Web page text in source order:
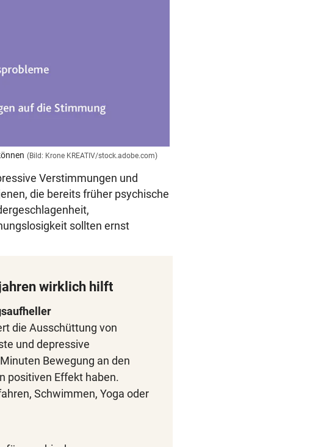
(Bild: Krone KREATIV/stock.adobe.com)
Verstimmungen und
die bereits früher psychische
sollten ernst
wirklich hilft
die Ausschüttung von
und depressive
Bewegung an den
positiven Effekt haben.
Schwimmen, Yoga oder